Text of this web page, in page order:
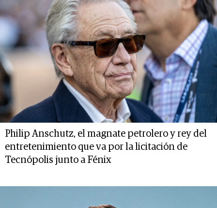
Philip Anschutz, el magnate petrolero y rey del
entretenimiento que va por la licitación de
Tecnópolis junto a Fénix